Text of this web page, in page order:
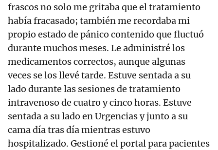
frascos no solo me gritaba que el tratamiento
había fracasado; también me recordaba mi
propio estado de pánico contenido que fluctuó
durante muchos meses. Le administré los
medicamentos correctos, aunque algunas
veces se los llevé tarde. Estuve sentada a su
lado durante las sesiones de tratamiento
intravenoso de cuatro y cinco horas. Estuve
sentada a su lado en Urgencias y junto a su
cama día tras día mientras estuvo
hospitalizado. Gestioné el portal para pacientes